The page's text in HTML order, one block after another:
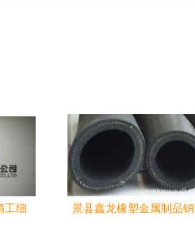
工细
景县鑫龙橡塑金属制品